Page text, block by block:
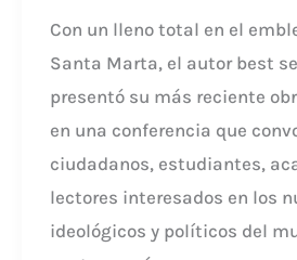
Con un lleno total en el
Santa Marta, el autor best
presentó su más reciente
en una conferencia que
ciudadanos, estudiantes,
lectores interesados en los
ideológicos y políticos del